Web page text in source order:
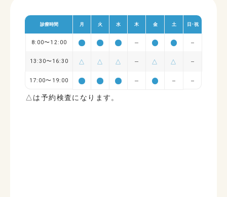
診療時間 月 火 水 木 金 土 日･祝
8:00〜12:00
13:30〜16:30 △ △ △ △ △
17:00〜19:00
△は予約検査になります。